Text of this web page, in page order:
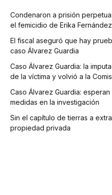
Condenaron a prisión
el femicidio de Erika Fernández
El fiscal aseguró que hay
caso Álvarez Guardia
Caso Álvarez Guardia: la
de la víctima y volvió a la
Caso Álvarez Guardia:
medidas en la investigación
Sin el capítulo de tierras a
propiedad privada